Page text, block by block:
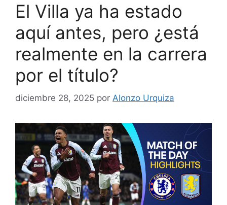
El Villa ya ha estado
aquí antes, pero ¿está
realmente en la carrera
por el título?
diciembre 28, 2025 por Alonzo Urquiza